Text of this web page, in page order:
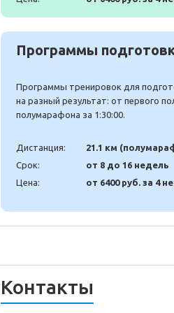
Программы
Программы тренировок для
на разный результат: от первого
полумарафона за 1:30:00.
Дистанция:
21.1 км
Срок:
от 8 до 16 недель
Цена:
от 6400 руб. за 4
Контакты